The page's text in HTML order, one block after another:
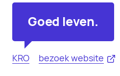
Goed leven.
KRO bezoek website